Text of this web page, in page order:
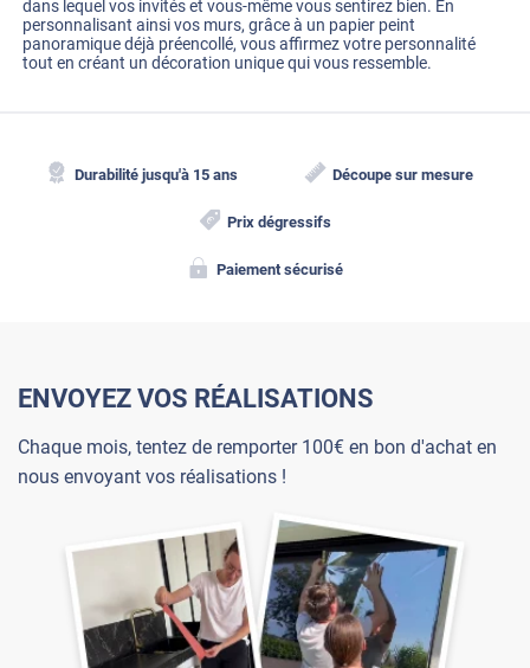
ressenti ! Merci
dans lequel vos invités et vous-même vous sentirez bien. En
personnalisant ainsi vos murs, grâce à un papier peint
panoramique déjà préencollé, vous affirmez votre personnalité
tout en créant un décoration unique qui vous ressemble.
Durabilité jusqu'à 15 ans Découpe sur mesure
Prix dégressifs
Paiement sécurisé
ENVOYEZ VOS RÉALISATIONS
Chaque mois, tentez de remporter 100€ en bon d'achat en
nous envoyant vos réalisations !